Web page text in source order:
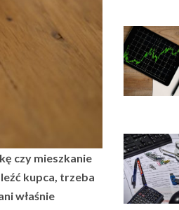
czy mieszkanie
kupca, trzeba
właśnie